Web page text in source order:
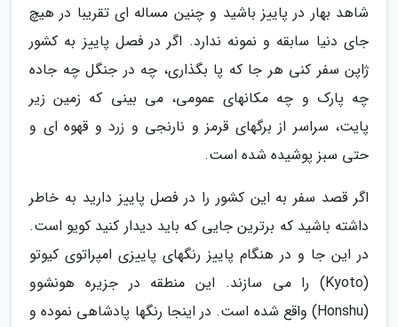
شاهد بهار در پاییز باشید و چنین مساله ای تقریبا در هیچ
جای دنیا سابقه و نمونه ندارد. اگر در فصل پاییز به کشور
ژاپن سفر کنی هر جا که پا بگذاری، چه در جنگل چه جاده
چه پارک و چه مکانهای عمومی، می بینی که زمین زیر
پایت، سراسر از برگهای قرمز و نارنجی و زرد و قهوه ای و
حتی سبز پوشیده شده است.
اگر قصد سفر به این کشور را در فصل پاییز دارید به خاطر
داشته باشید که برترین جایی که باید دیدار کنید کویو است.
در این جا و در هنگام پاییز رنگهای پاییزی امپراتوی کیوتو
(Kyoto) را می سازند. این منطقه در جزیره هونشوو
(Honshu) واقع شده است. در اینجا رنگها پادشاهی نموده و